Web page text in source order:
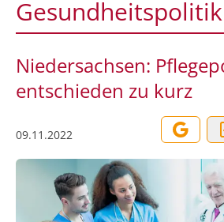
Gesundheitspolitik
Niedersachsen:
entschieden zu kurz
09.11.2022